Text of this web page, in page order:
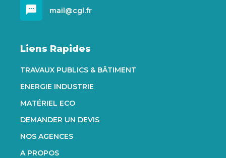
sms mail@cgl.fr
Liens Rapides
TRAVAUX PUBLICS & BÂTIMENT
ENERGIE INDUSTRIE
MATÉRIEL ECO
DEMANDER UN DEVIS
NOS AGENCES
A PROPOS